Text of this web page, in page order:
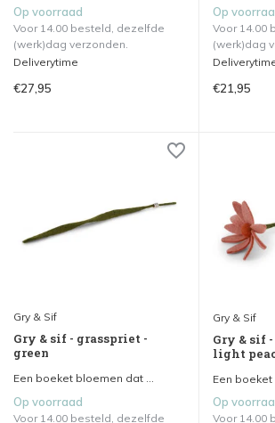
Op voorraad
Voor 14.00 besteld, dezelfde
(werk)dag verzonden.
Deliverytime
€27,95
Op
Voor 14.00
(werk)dag
€21,95
Gry & Sif
Gry & sif - grasspriet -
green
Een boeket bloemen dat ...
Op voorraad
Voor 14.00 besteld, dezelfde
Gry & Sif
Gry & sif
light
Een
Op
Voor 14.00